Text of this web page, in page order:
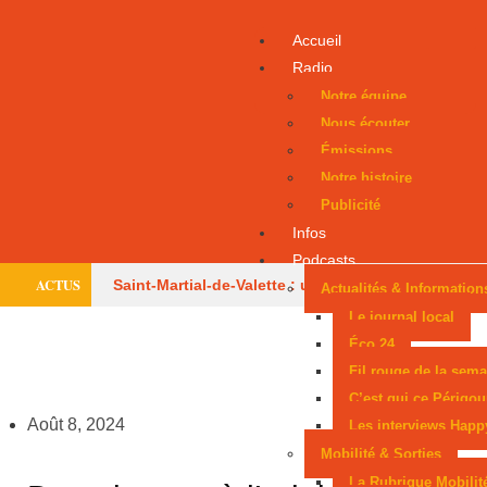
Accueil
Radio
Notre équipe
Nous écouter
Émissions
Notre histoire
Publicité
Infos
Podcasts
Actualités &
Le journal local
Éco 24
Fil rouge de la
C’est qui ce
Les interviews
Mobilité & Sorties
La Rubrique
ACTUS Saint-Martial-de-Valette : un adolescent évacué
Périgueux donne la parole
aux consommateurs
après une tentative d’incendie Un Périgourdin
Août 8, 2024